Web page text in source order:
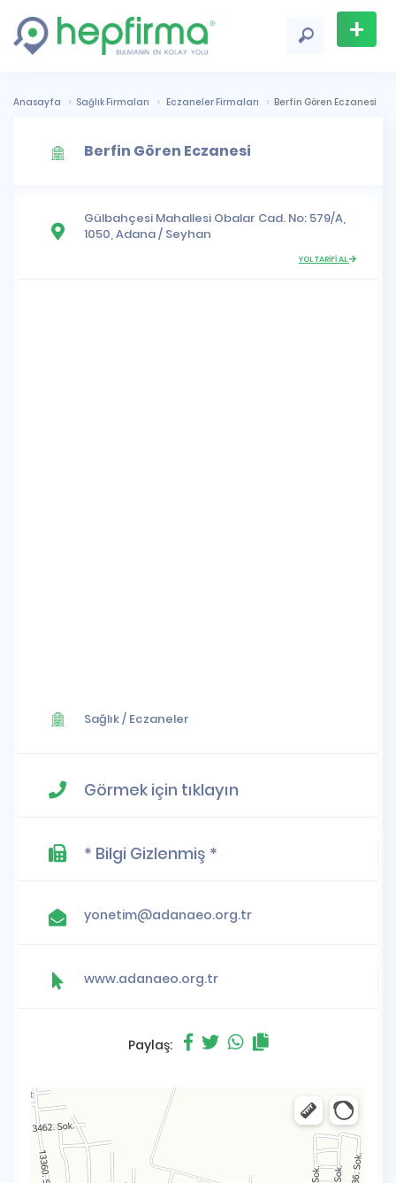
+
Ekle
Anasayfa Sağlık Firmaları Eczaneler Firmaları Berfin Gören Eczanesi
Berfin Gören Eczanesi
Gülbahçesi Mahallesi Obalar Cad. No: 579/A,
1050,Adana/ Seyhan
YOL TARİFİ AL
Sağlık/ Eczaneler
Görmek için tıklayın
* Bilgi Gizlenmiş *
yonetim@adanaeo.org.tr
www.adanaeo.org.tr
Paylaş: